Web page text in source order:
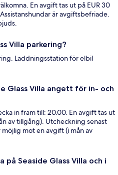
En avgift tas ut på EUR 30
är avgiftsbefriade.
Villa parkering?
Laddningsstation för elbil
Glass Villa angett för in- och
in fram till: 20.00. En avgift tas ut
av tillgång). Utcheckning senast
möjlig mot en avgift (i mån av
Seaside Glass Villa och i